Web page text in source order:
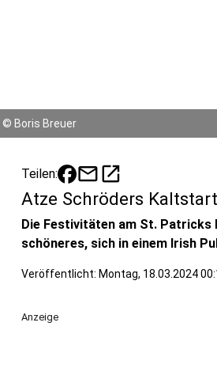
© Boris Breuer
Teilen: mailopen_in_new
Atze Schröders
Die Festivitäten am St. Patricks
schöneres, sich in einem Irish
Veröffentlicht: Montag, 18.03.2024
Anzeige